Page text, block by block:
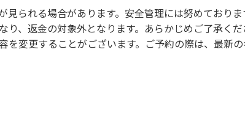
られる場合があります。安全管理には努めており
、返金の対象外となります。あらかじめご了承くだ
変更することがございます。ご予約の際は、最新の